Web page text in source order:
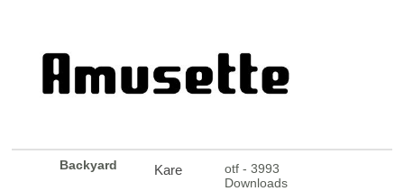
Backyard Kare
otf - 3993
Downloads